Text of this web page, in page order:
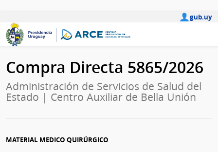
gub.uy
Compra Directa 5865/2026
Administración de Servicios de Salud del
Estado | Centro Auxiliar de Bella Unión
MATERIAL MEDICO QUIRÚRGICO